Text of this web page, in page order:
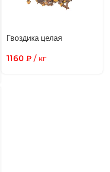
Гвоздика целая
1160 ₽ / кг